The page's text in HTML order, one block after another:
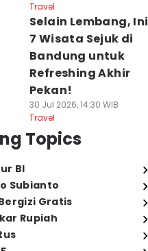
Travel
Selain Lembang, Ini
7 Wisata Sejuk di
Bandung untuk
Refreshing Akhir
Pekan!
30 Jul 2026, 14:30 WIB
Travel
Topics
BI
Subianto
Gratis
Rupiah